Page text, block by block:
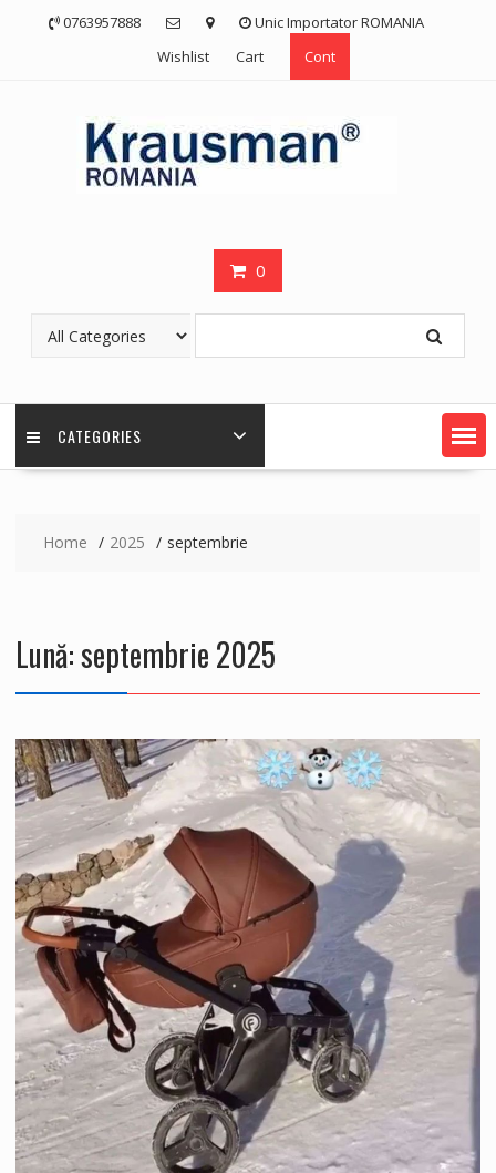
0763957888
Unic Importator ROMANIA
Wishlist
Cart Cont
0
CATEGORIES
Home 2025 septembrie
Lună:septembrie 2025